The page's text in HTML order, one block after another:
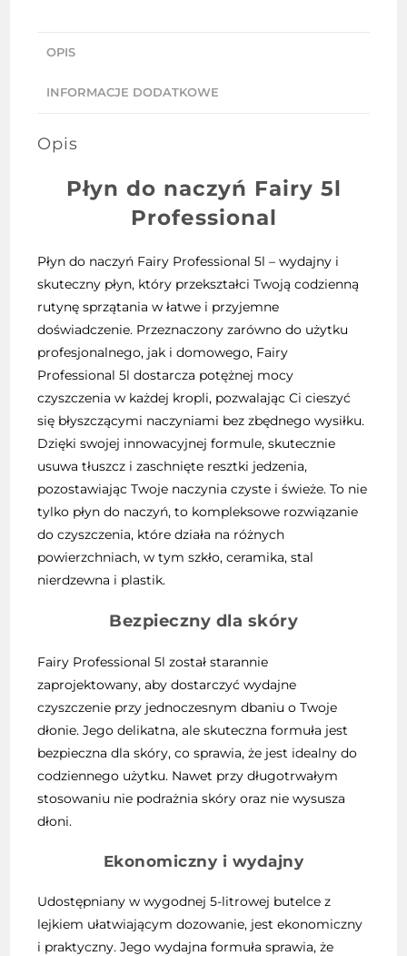
OPIS
INFORMACJE DODATKOWE
Opis
Płyn do naczyń Fairy 5l
Professional
Płyn do naczyń Fairy Professional 5l – wydajny i
skuteczny płyn, który przekształci Twoją codzienną
rutynę sprzątania w łatwe i przyjemne
doświadczenie. Przeznaczony zarówno do użytku
profesjonalnego, jak i domowego, Fairy
Professional 5l dostarcza potężnej mocy
czyszczenia w każdej kropli, pozwalając Ci cieszyć
się błyszczącymi naczyniami bez zbędnego wysiłku.
Dzięki swojej innowacyjnej formule, skutecznie
usuwa tłuszcz i zaschnięte resztki jedzenia,
pozostawiając Twoje naczynia czyste i świeże. To nie
tylko płyn do naczyń, to kompleksowe rozwiązanie
do czyszczenia, które działa na różnych
powierzchniach, w tym szkło, ceramika, stal
nierdzewna i plastik.
Bezpieczny dla skóry
Fairy Professional 5l został starannie
zaprojektowany, aby dostarczyć wydajne
czyszczenie przy jednoczesnym dbaniu o Twoje
dłonie. Jego delikatna, ale skuteczna formuła jest
bezpieczna dla skóry, co sprawia, że jest idealny do
codziennego użytku. Nawet przy długotrwałym
stosowaniu nie podrażnia skóry oraz nie wysusza
dłoni.
Ekonomiczny i wydajny
Udostępniany w wygodnej 5-litrowej butelce z
lejkiem ułatwiającym dozowanie, jest ekonomiczny
i praktyczny. Jego wydajna formuła sprawia, że